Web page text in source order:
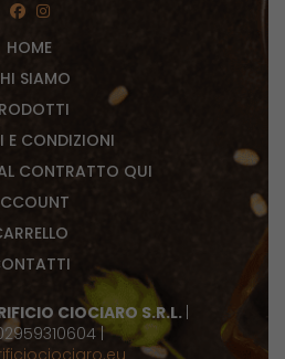
HOME
SIAMO
E CONDIZIONI
CONTRATTO QUI
CIOCIARO S.R.L. |
|